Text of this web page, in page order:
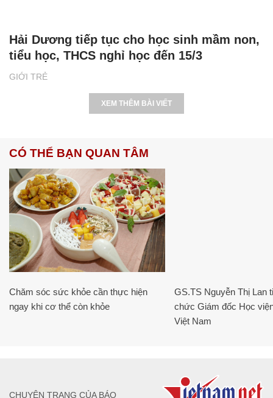
GIỚI TRẺ
Hải Dương tiếp tục cho học sinh mầm non,
tiểu học, THCS nghỉ học đến 15/3
XEM THÊM BÀI VIẾT
CÓ THỂ BẠN QUAN TÂM
Chăm sóc sức khỏe cần thực hiện
ngay khi cơ thể còn khỏe
GS.TS Nguyễn Thị Lan
chức Giám đốc Học
Việt Nam
CHUYÊN TRANG CỦA BÁO